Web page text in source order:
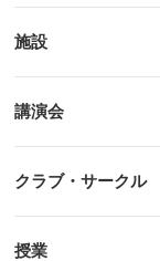
施設
講演会
クラブ・サークル
授業